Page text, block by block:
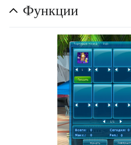
Функции